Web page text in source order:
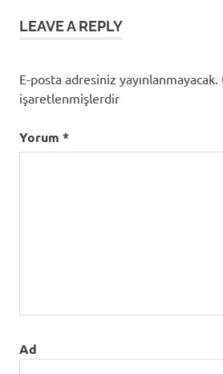
LEAVE A REPLY
E-posta adresiniz yayınlanmayacak.
işaretlenmişlerdir
Yorum *
Ad